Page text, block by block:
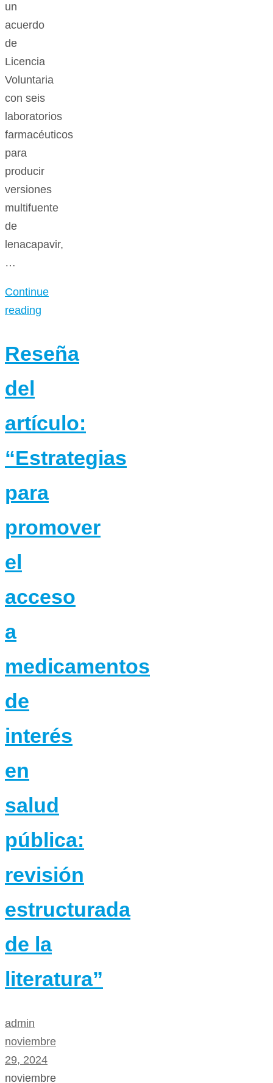
un
acuerdo
de
Licencia
Voluntaria
con seis
laboratorios
farmacéuticos
para
producir
versiones
multifuente
de
lenacapavir,
…
Continue
reading
Reseña
del
artículo:
“Estrategias
para
promover
el
acceso
a
medicamentos
de
interés
en
salud
pública:
revisión
estructurada
de la
literatura”
admin
noviembre
29, 2024
noviembre